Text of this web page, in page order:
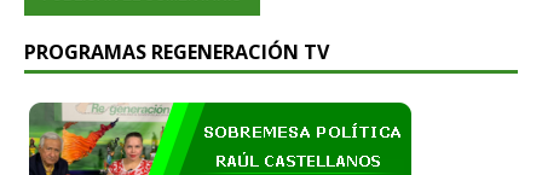
PROGRAMAS REGENERACIÓN TV